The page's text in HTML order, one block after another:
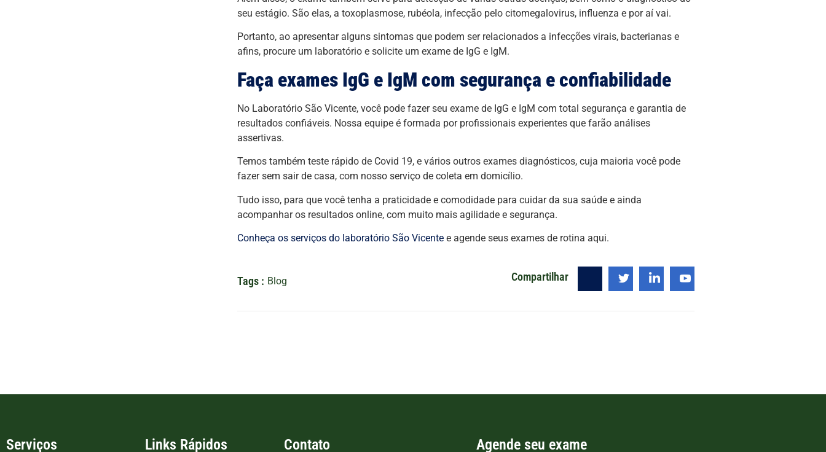
seu estágio. São elas, a toxoplasmose, rubéola, infecção pelo citomegalovirus, influenza e por aí vai.
Portanto, ao apresentar alguns sintomas que podem ser relacionados a infecções virais, bacterianas e
afins, procure um laboratório e solicite um exame de IgG e IgM.
Faça exames IgG e IgM com segurança e confiabilidade
No Laboratório São Vicente, você pode fazer seu exame de IgG e IgM com total segurança e garantia de
resultados confiáveis. Nossa equipe é formada por profissionais experientes que farão análises
assertivas.
Temos também teste rápido de Covid 19, e vários outros exames diagnósticos, cuja maioria você pode
fazer sem sair de casa, com nosso serviço de coleta em domicílio.
Tudo isso, para que você tenha a praticidade e comodidade para cuidar da sua saúde e ainda
acompanhar os resultados online, com muito mais agilidade e segurança.
Conheça os serviços do laboratório São Vicente e agende seus exames de rotina aqui.
Tags : Blog Compartilhar
Serviços Links Rápidos Contato Agende seu exame